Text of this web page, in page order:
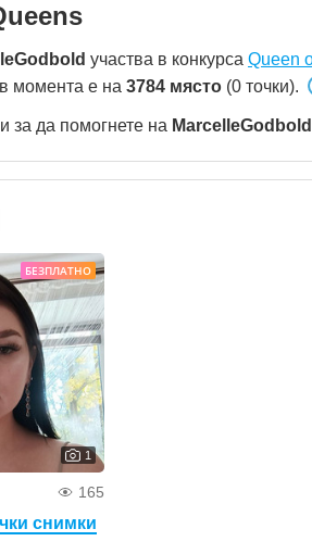
участва в конкурса Queen
момента е на 3784 място (0 точки).
за да помогнете на MarcelleGodbold
БЕЗПЛАТНО
1
165
снимки